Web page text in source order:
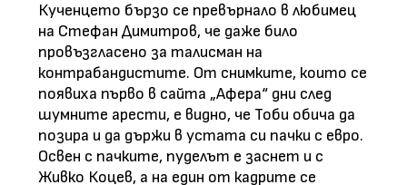
Кученцето бързо се превърнало в любимец
на Стефан Димитров, че даже било
провъзгласено за талисман на
контрабандистите. От снимките, които се
появиха първо в сайта „Афера“ дни след
шумните арести, е видно, че Тоби обича да
позира и да държи в устата си пачки с евро.
Освен с пачките, пуделът е заснет и с
Живко Коцев, а на един от кадрите се